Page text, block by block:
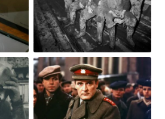
Obrázek